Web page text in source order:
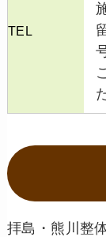
TEL
拝島・熊川整